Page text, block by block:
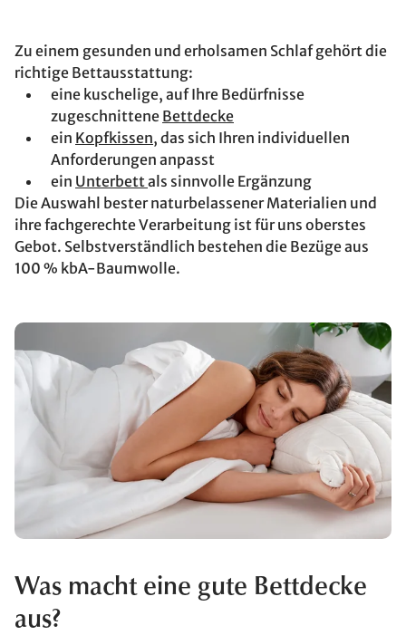
Zu einem gesunden und erholsamen Schlaf gehört die
richtige Bettausstattung:
eine kuschelige, auf Ihre Bedürfnisse
zugeschnittene Bettdecke
ein Kopfkissen, das sich Ihren individuellen
Anforderungen anpasst
ein Unterbettals sinnvolle Ergänzung
Die Auswahl bester naturbelassener Materialien und
ihre fachgerechte Verarbeitung ist für uns oberstes
Gebot. Selbstverständlich bestehen die Bezüge aus
100 % kbA-Baumwolle.
Was macht eine gute Bettdecke
aus?